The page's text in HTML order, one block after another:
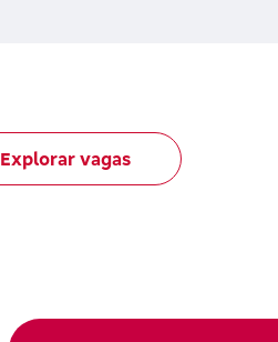
Explorar vagas